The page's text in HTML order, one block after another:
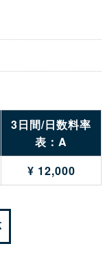
3日間/日数料率
表：A
¥ 12,000